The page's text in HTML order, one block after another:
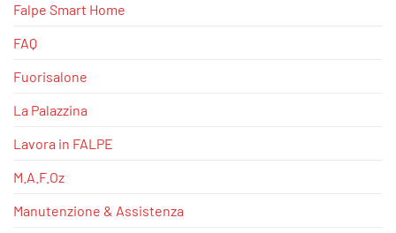
Falpe Smart Home
FAQ
Fuorisalone
La Palazzina
Lavora in FALPE
M.A.F.Oz
Manutenzione & Assistenza